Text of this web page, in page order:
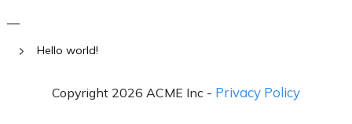
Hello world!
Copyright 2026 ACME Inc - Privacy Policy